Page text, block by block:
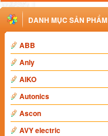
DANH MỤC SẢN PHẨM
ABB
Anly
AIKO
Autonics
Ascon
AVY electric